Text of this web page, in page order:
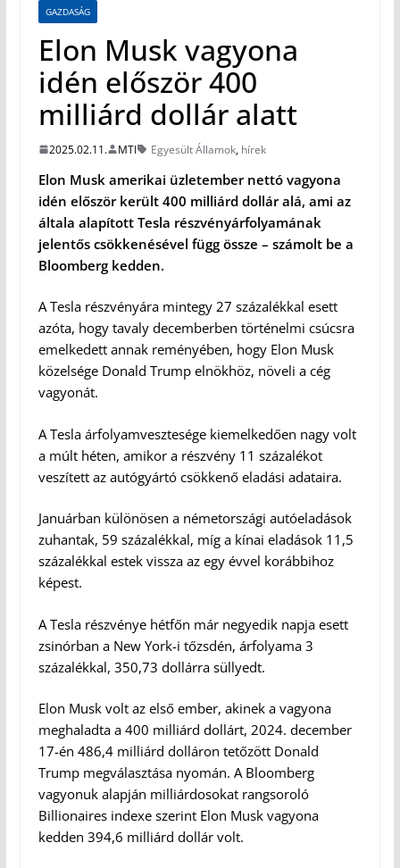
GAZDASÁG
Elon Musk vagyona
idén először 400
milliárd dollár alatt
2025.02.11. MTI Egyesült Államok, hírek
Elon Musk amerikai üzletember nettó vagyona
idén először került 400 milliárd dollár alá, ami az
általa alapított Tesla részvényárfolyamának
jelentős csökkenésével függ össze – számolt be a
Bloomberg kedden.
A Tesla részvényára mintegy 27 százalékkal esett
azóta, hogy tavaly decemberben történelmi csúcsra
emelkedett annak reményében, hogy Elon Musk
közelsége Donald Trump elnökhöz, növeli a cég
vagyonát.
A Tesla árfolyamvesztesége kiemelkedően nagy volt
a múlt héten, amikor a részvény 11 százalékot
veszített az autógyártó csökkenő eladási adataira.
Januárban különösen a németországi autóeladások
zuhantak, 59 százalékkal, míg a kínai eladások 11,5
százalékkal estek vissza az egy évvel korábbihoz
képest.
A Tesla részvénye hétfőn már negyedik napja esett
zsinórban a New York-i tőzsdén, árfolyama 3
százalékkal, 350,73 dollárra süllyedt.
Elon Musk volt az első ember, akinek a vagyona
meghaladta a 400 milliárd dollárt, 2024. december
17-én 486,4 milliárd dolláron tetőzött Donald
Trump megválasztása nyomán. A Bloomberg
vagyonuk alapján milliárdosokat rangsoroló
Billionaires indexe szerint Elon Musk vagyona
kedden 394,6 milliárd dollár volt.